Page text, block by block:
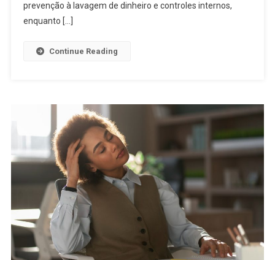
prevenção à lavagem de dinheiro e controles internos,
enquanto […]
Continue Reading